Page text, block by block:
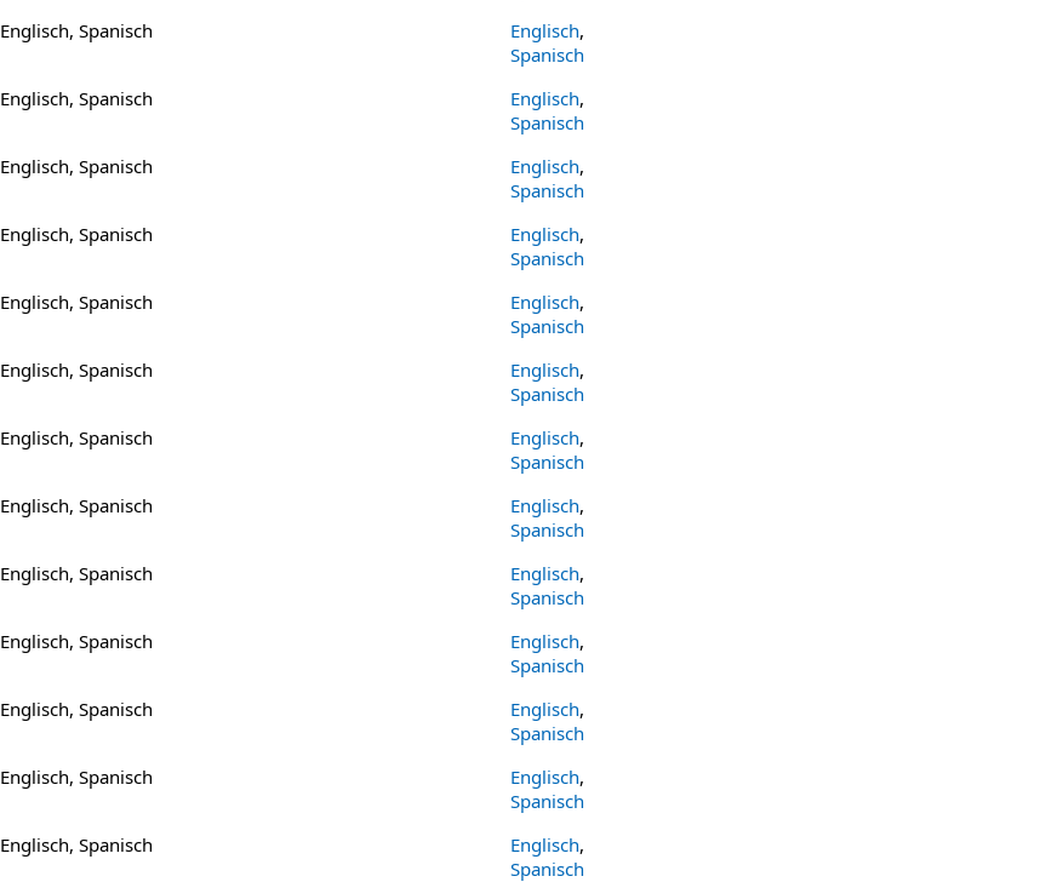
Englisch, Spanisch Englisch,
Spanisch
Englisch, Spanisch Englisch,
Spanisch
Englisch, Spanisch Englisch,
Spanisch
Englisch, Spanisch Englisch,
Spanisch
Englisch, Spanisch Englisch,
Spanisch
Englisch, Spanisch Englisch,
Spanisch
Englisch, Spanisch Englisch,
Spanisch
Englisch, Spanisch Englisch,
Spanisch
Englisch, Spanisch Englisch,
Spanisch
Englisch, Spanisch Englisch,
Spanisch
Englisch, Spanisch Englisch,
Spanisch
Englisch, Spanisch Englisch,
Spanisch
Englisch, Spanisch Englisch,
Spanisch